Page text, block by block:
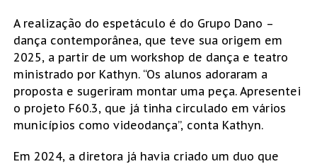
A realização do espetáculo é do Grupo Dano –
dança contemporânea, que teve sua origem em
2025, a partir de um workshop de dança e teatro
ministrado por Kathyn. “Os alunos adoraram a
proposta e sugeriram montar uma peça. Apresentei
o projeto F60.3, que já tinha circulado em vários
municípios como videodança”, conta Kathyn.
Em 2024, a diretora já havia criado um duo que